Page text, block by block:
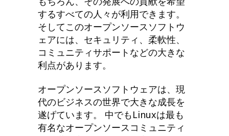
するすべての人々が利用できます。
そしてこのオープンソースソフトウ
ェアには、セキュリティ、柔軟性、
コミュニティサポートなどの大きな
利点があります。
オープンソースソフトウェアは、現
代のビジネスの世界で大きな成長を
遂げています。 中でもLinuxは最も
有名なオープンソースコミュニティ